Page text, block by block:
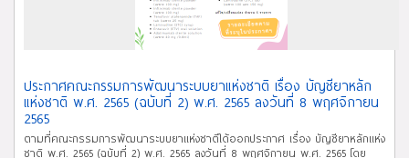
ประกาศคณะกรรมการพัฒนาระบบยาแห่งชาติ เรื่อง บัญชียาหลัก
แห่งชาติ พ.ศ. 2565 (ฉบับที่ 2) พ.ศ. 2565 ลงวันที่ 8 พฤศจิกายน
2565
ตามที่คณะกรรมการพัฒนาระบบยาแห่งชาติได้ออกประกาศ เรื่อง บัญชียาหลักแห่ง
ชาติ พ.ศ. 2565 (ฉบับที่ 2) พ.ศ. 2565 ลงวันที่ 8 พฤศจิกายน พ.ศ. 2565 โดย